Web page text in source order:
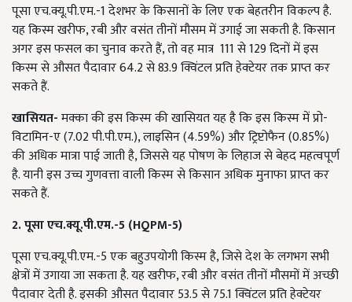
पूसा एच.क्यू.पी.एम.-1 देशभर के किसानों के लिए एक बेहतरीन विकल्प है.
यह किस्म खरीफ, रबी और वसंत तीनों मौसम में उगाई जा सकती है. किसान
अगर इस फसल का चुनाव करते हैं, तो वह मात्र 111 से 129 दिनों में इस
किस्म से औसत पैदावार 64.2 से 83.9 क्विंटल प्रति हेक्टेयर तक प्राप्त कर
सकते हैं.
खासियत-मक्का की इस किस्म की खासियत यह है कि इस किस्म में प्रो-
विटामिन-ए (7.02 पी.पी.एम.), लाइसिन (4.59%) और ट्रिप्टोफैन (0.85%)
की अधिक मात्रा पाई जाती है, जिससे यह पोषण के लिहाज से बेहद महत्वपूर्ण
है. यानी इस उच्च गुणवत्ता वाली किस्म से किसान अधिक मुनाफा प्राप्त कर
सकते हैं.
2. पूसा एच.क्यू.पी.एम.-5 (HQPM-5)
पूसा एच.क्यू.पी.एम.-5 एक बहुउपयोगी किस्म है, जिसे देश के लगभग सभी
क्षेत्रों में उगाया जा सकता है. यह खरीफ, रबी और वसंत तीनों मौसमों में अच्छी
पैदावार देती है. इसकी औसत पैदावार 53.5 से 75.1 क्विंटल प्रति हेक्टेयर